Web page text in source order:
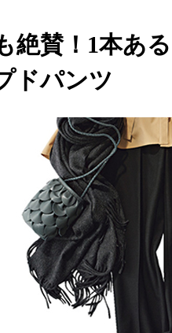
絶賛！1本あ
ドパンツ